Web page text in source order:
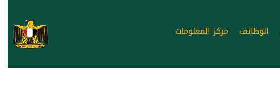
مركز المعلومات الوظائف